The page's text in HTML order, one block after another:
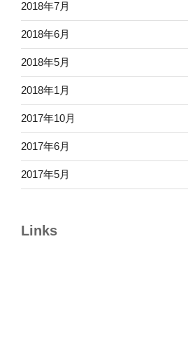
2018年7月
2018年6月
2018年5月
2018年1月
2017年10月
2017年6月
2017年5月
Links